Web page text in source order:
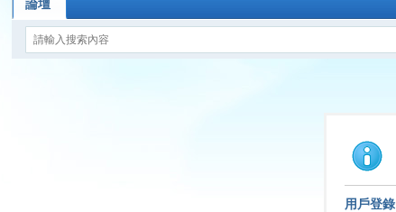
論壇
用戶登錄